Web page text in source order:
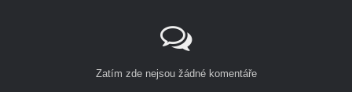
Zatím zde nejsou žádné komentáře